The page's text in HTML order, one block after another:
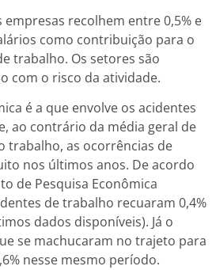
empresas recolhem entre 0,5% e
como contribuição para o
trabalho. Os setores são
com o risco da atividade.
é a que envolve os acidentes
ao contrário da média geral de
trabalho, as ocorrências de
nos últimos anos. De acordo
de Pesquisa Econômica
de trabalho recuaram 0,4%
dados disponíveis). Já o
se machucaram no trajeto para
nesse mesmo período.